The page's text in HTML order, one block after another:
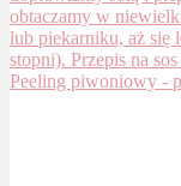
Peeling piwoniowy -